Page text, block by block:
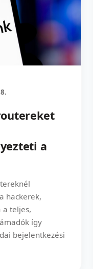
a
hackerek,
a teljes,
így
bejelentkezési